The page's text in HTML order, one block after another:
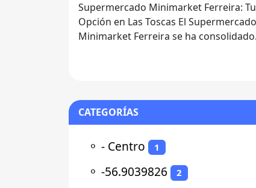
Supermercado Minimarket Ferreira: Tu
Opción en Las Toscas El Supermercado
Minimarket Ferreira se ha consolidado
CATEGORÍAS
⚬ - Centro 1
⚬ -56.9039826 2